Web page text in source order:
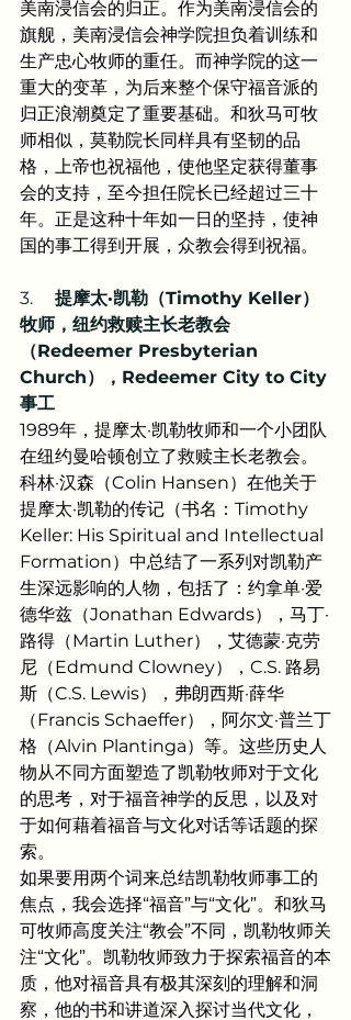
美南浸信会的归正。作为美南浸信会的
旗舰，美南浸信会神学院担负着训练和
生产忠心牧师的重任。而神学院的这一
重大的变革，为后来整个保守福音派的
归正浪潮奠定了重要基础。和狄马可牧
师相似，莫勒院长同样具有坚韧的品
格，上帝也祝福他，使他坚定获得董事
会的支持，至今担任院长已经超过三十
年。正是这种十年如一日的坚持，使神
国的事工得到开展，众教会得到祝福。
3. 提摩太·凯勒（Timothy Keller）
牧师，纽约救赎主长老教会
（Redeemer Presbyterian
Church），Redeemer City to City
事工
1989年，提摩太·凯勒牧师和一个小团队
在纽约曼哈顿创立了救赎主长老教会。
科林·汉森（Colin Hansen）在他关于
提摩太·凯勒的传记（书名：Timothy
Keller: His Spiritual and Intellectual
Formation）中总结了一系列对凯勒产
生深远影响的人物，包括了：约拿单·爱
德华兹（Jonathan Edwards），马丁·
路得（Martin Luther），艾德蒙·克劳
尼（Edmund Clowney），C.S. 路易
斯（C.S. Lewis），弗朗西斯·薛华
（Francis Schaeffer），阿尔文·普兰丁
格（Alvin Plantinga）等。这些历史人
物从不同方面塑造了凯勒牧师对于文化
的思考，对于福音神学的反思，以及对
于如何藉着福音与文化对话等话题的探
索。
如果要用两个词来总结凯勒牧师事工的
焦点，我会选择“福音”与“文化”。和狄马
可牧师高度关注“教会”不同，凯勒牧师关
注“文化”。凯勒牧师致力于探索福音的本
质，他对福音具有极其深刻的理解和洞
察，他的书和讲道深入探讨当代文化，